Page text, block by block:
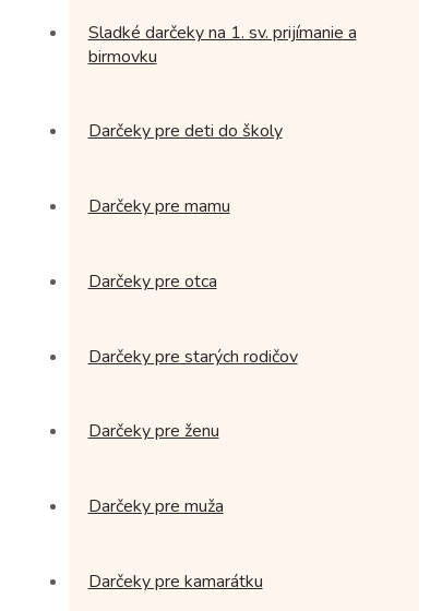
Sladké darčeky na 1. sv. prijímanie a
birmovku
Darčeky pre deti do školy
Darčeky pre mamu
Darčeky pre otca
Darčeky pre starých rodičov
Darčeky pre ženu
Darčeky pre muža
Darčeky pre kamarátku